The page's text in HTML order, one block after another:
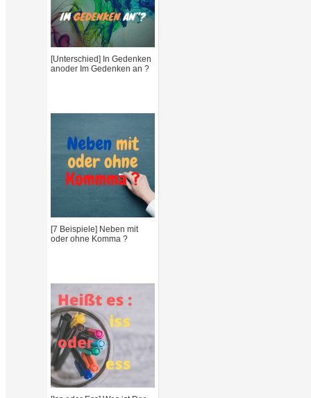
h
f
r
[Unterschied] In Gedenken
anoder Im Gedenken an ?
[7 Beispiele] Neben mit
oder ohne Komma ?